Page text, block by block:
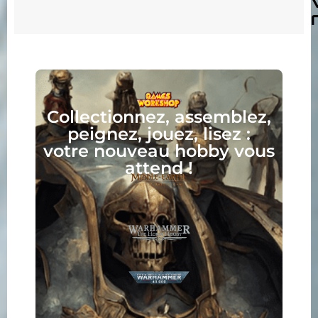
Collectionnez, assemblez,
peignez, jouez, lisez :
votre nouveau hobby vous
attend !